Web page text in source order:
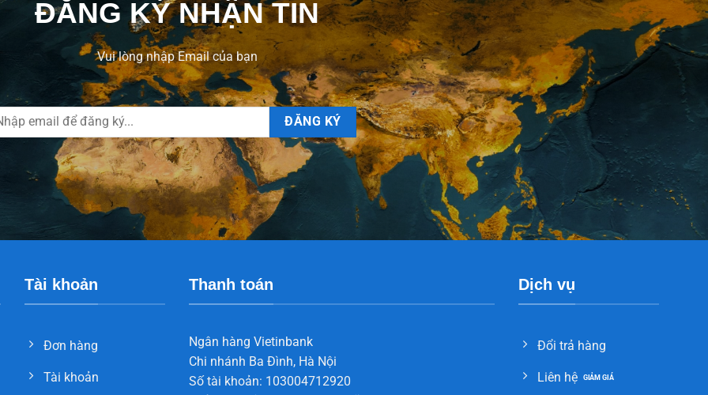
ĐĂNG KÝ NHẬN TIN
Vui lòng nhập Email của bạn
Tài khoản
Đơn hàng
Tài khoản
Thanh toán
Ngân hàng Vietinbank
Chi nhánh Ba Đình, Hà Nội
Số tài khoản: 103004712920
Dịch vụ
Đổi trả hàng
Liên hệ